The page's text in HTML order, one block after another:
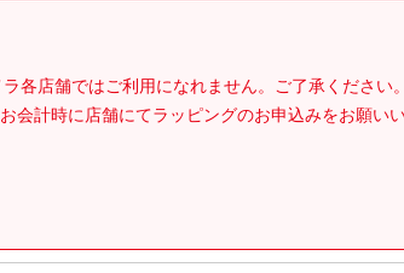
各店舗ではご利用になれません。ご了承ください。
会計時に店舗にてラッピングのお申込みをお願い